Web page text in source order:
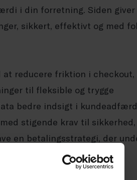
i din forretning. Siden giver
sikkert, effektivt og med
reducere friktion i checkout,
til fleksible og trygge
bedre indsigt i
stigende krav til sikkerhed,
en betalingsstrategi, der